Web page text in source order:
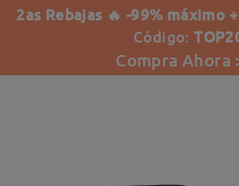
2as Rebajas 🔥 -99% máximo
Código:
Compra Ahora